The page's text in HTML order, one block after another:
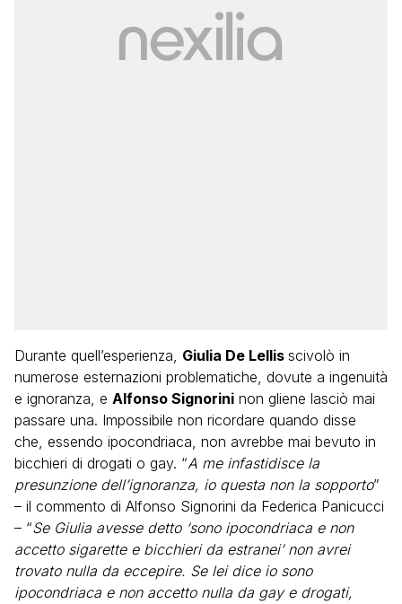
Durante quell’esperienza, Giulia De Lellis scivolò in
numerose esternazioni problematiche, dovute a ingenuità
e ignoranza, e Alfonso Signorini non gliene lasciò mai
passare una. Impossibile non ricordare quando disse
che, essendo ipocondriaca, non avrebbe mai bevuto in
bicchieri di drogati o gay. “A me infastidisce la
presunzione dell’ignoranza, io questa non la sopporto”
– il commento di Alfonso Signorini da Federica Panicucci
– “Se Giulia avesse detto ‘sono ipocondriaca e non
accetto sigarette e bicchieri da estranei’ non avrei
trovato nulla da eccepire. Se lei dice io sono
ipocondriaca e non accetto nulla da gay e drogati,